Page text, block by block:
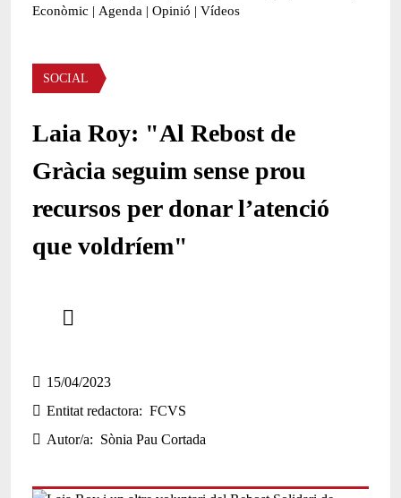
Econòmic | Agenda | Opinió | Vídeos
Àmbit de la notícia
SOCIAL
Laia Roy: "Al Rebost de
Gràcia seguim sense prou
recursos per donar l’atenció
que voldríem"
15/04/2023
Entitat redactora
FCVS
Autor/a
Sònia Pau Cortada